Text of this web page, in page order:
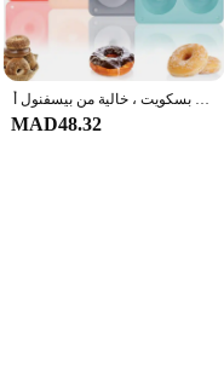
قالب خبز سيليكون غير لاصق ، مقلاة دونات ، مقلاة دونات ، 6 أحجام كاملة ، كعكة دونات مثالية ، أكياس بسكويت ، خالية من بيسفنول أ
MAD48.32